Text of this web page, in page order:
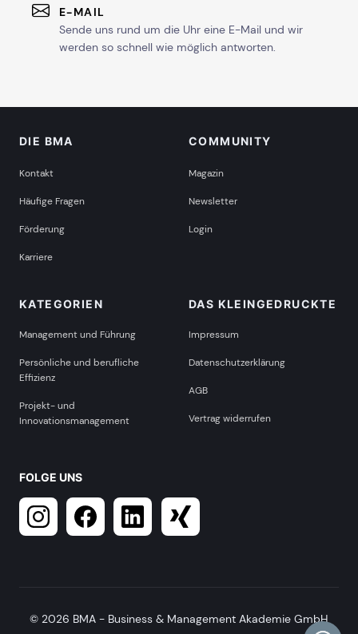
E-MAIL
Sende uns rund um die Uhr eine E-Mail und wir
werden so schnell wie möglich antworten.
DIE BMA
Kontakt
Häufige Fragen
Förderung
Karriere
COMMUNITY
Magazin
Newsletter
Login
KATEGORIEN
Management und Führung
Persönliche und berufliche
Effizienz
Projekt- und
Innovationsmanagement
DAS KLEINGEDRUCKTE
Impressum
Datenschutzerklärung
AGB
Vertrag widerrufen
FOLGE UNS
© 2026 BMA - Business & Management Akademie GmbH